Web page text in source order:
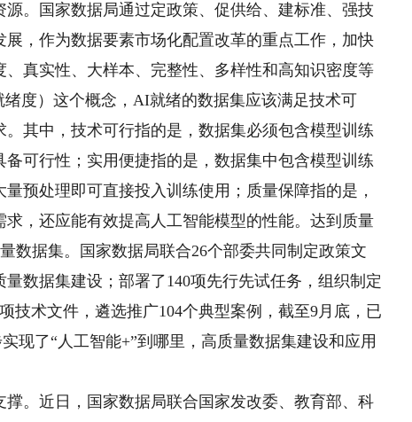
国家数据局通过定政策、促供给、建标准、强技
，作为数据要素市场化配置改革的重点工作，加快
真实性、大样本、完整性、多样性和高知识密度等
度）这个概念，AI就绪的数据集应该满足技术可
其中，技术可行指的是，数据集必须包含模型训练
可行性；实用便捷指的是，数据集中包含模型训练
预处理即可直接投入训练使用；质量保障指的是，
，还应能有效提高人工智能模型的性能。达到质量
数据集。国家数据局联合26个部委共同制定政策文
数据集建设；部署了140项先行先试任务，组织制定
技术文件，遴选推广104个典型案例，截至9月底，已
现了“人工智能+”到哪里，高质量数据集建设和应用
。近日，国家数据局联合国家发改委、教育部、科